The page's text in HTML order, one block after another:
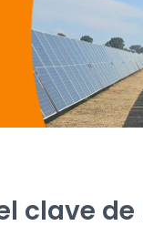
clave de